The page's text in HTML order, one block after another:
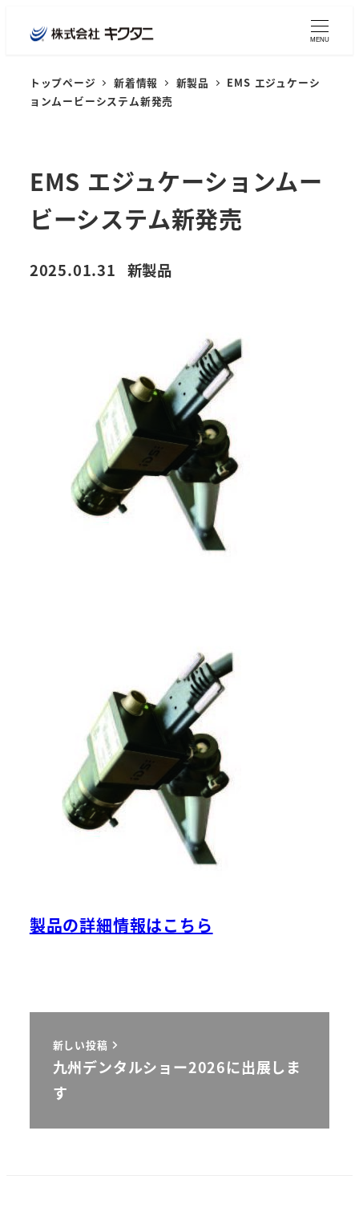
MENU
トップページ 新着情報 新製品
EMS エジュケーシ
ョンムービーシステム新発売
EMS エジュケーションムー
ビーシステム新発売
投稿日
2025.01.31 新着情報カテゴリー
新製品
製品の詳細情報はこちら
新しい投稿
九州デンタルショー2026に出展しま
す